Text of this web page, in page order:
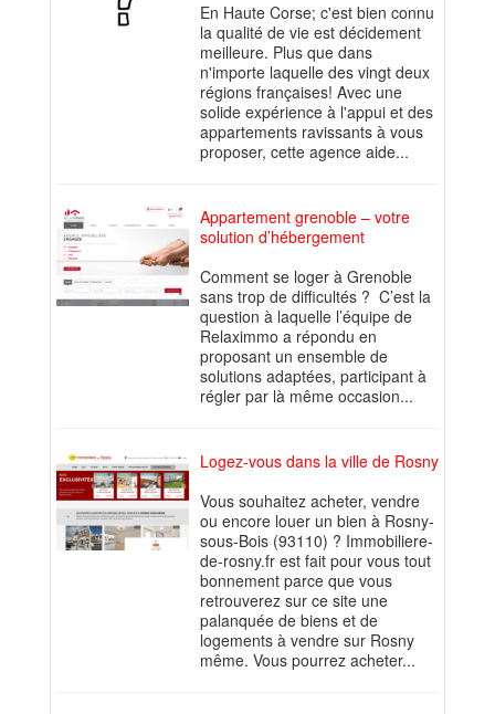
En Haute Corse; c'est bien connu
la qualité de vie est décidement
meilleure. Plus que dans
n'importe laquelle des vingt deux
régions françaises! Avec une
solide expérience à l'appui et des
appartements ravissants à vous
proposer, cette agence aide...
Appartement grenoble – votre
solution d’hébergement
Comment se loger à Grenoble
sans trop de difficultés ? C’est la
question à laquelle l’équipe de
Relaximmo a répondu en
proposant un ensemble de
solutions adaptées, participant à
régler par là même occasion...
Logez-vous dans la ville de Rosny
Vous souhaitez acheter, vendre
ou encore louer un bien à Rosny-
sous-Bois (93110) ? Immobiliere-
de-rosny.fr est fait pour vous tout
bonnement parce que vous
retrouverez sur ce site une
palanquée de biens et de
logements à vendre sur Rosny
même. Vous pourrez acheter...